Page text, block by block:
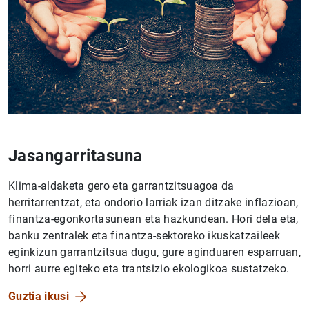
Jasangarritasuna
Klima-aldaketa gero eta garrantzitsuagoa da
herritarrentzat, eta ondorio larriak izan ditzake inflazioan,
finantza-egonkortasunean eta hazkundean. Hori dela eta,
banku zentralek eta finantza-sektoreko ikuskatzaileek
eginkizun garrantzitsua dugu, gure aginduaren esparruan,
horri aurre egiteko eta trantsizio ekologikoa sustatzeko.
Guztia ikusi